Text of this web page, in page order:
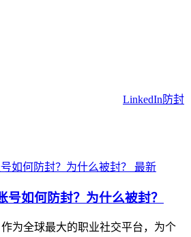
LinkedIn防封
最新
如何防封？为什么被封？
为全球最大的职业社交平台，为个